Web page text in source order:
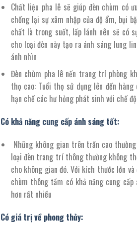
Chất liệu pha lê sẽ giúp đèn chùm có
chống lại sự xâm nhập của độ ẩm, bụi
chất là trong suốt, lấp lánh nên sẽ có
cho loại đèn này tạo ra ánh sáng lung
ánh nhìn
Đèn chùm pha lê nến trang trí phòng
thọ cao: Tuổi thọ sử dụng lên đến
hạn chế các hư hỏng phát sinh với chế
Có khả năng cung cấp ánh sáng tốt:
Những không gian trên trần cao
loại đèn trang trí thông thường không
cho không gian đó. Với kích thước lớn
chùm thông tầm có khả năng cung cấp
hơn rất nhiều
Có giá trị về phong thủy: